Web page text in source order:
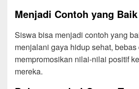
Menjadi Contoh yang Baik
Siswa bisa menjadi contoh yang
menjalani gaya hidup sehat,
mempromosikan nilai-nilai positif
mereka.